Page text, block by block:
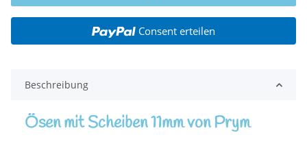
Consent erteilen
Beschreibung
Ösen mit Scheiben 11mm von Prym